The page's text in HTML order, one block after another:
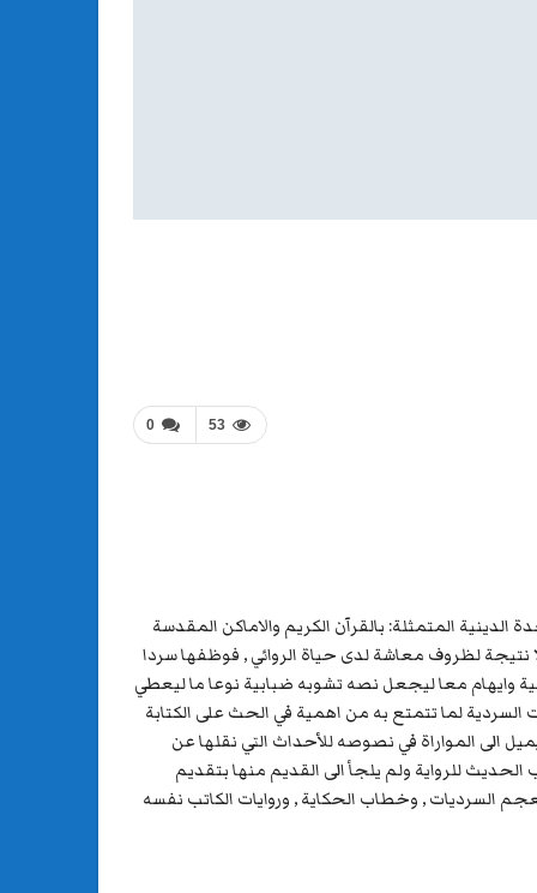
0 53
المتمثلة: بالقرآن الكريم والاماكن المقدسة
نتيجة لظروف معاشة لدى حياة الروائي , فوظفها سردا
وايهام معا ليجعل نصه تشوبه ضبابية نوعا ما ليعطي
السردية لما تتمتع به من اهمية في الحث على الكتابة
الى المواراة في نصوصه للأحداث التي نقلها عن
للرواية ولم يلجأ الى القديم منها بتقديم
السرديات , وخطاب الحكاية , وروايات الكاتب نفسه